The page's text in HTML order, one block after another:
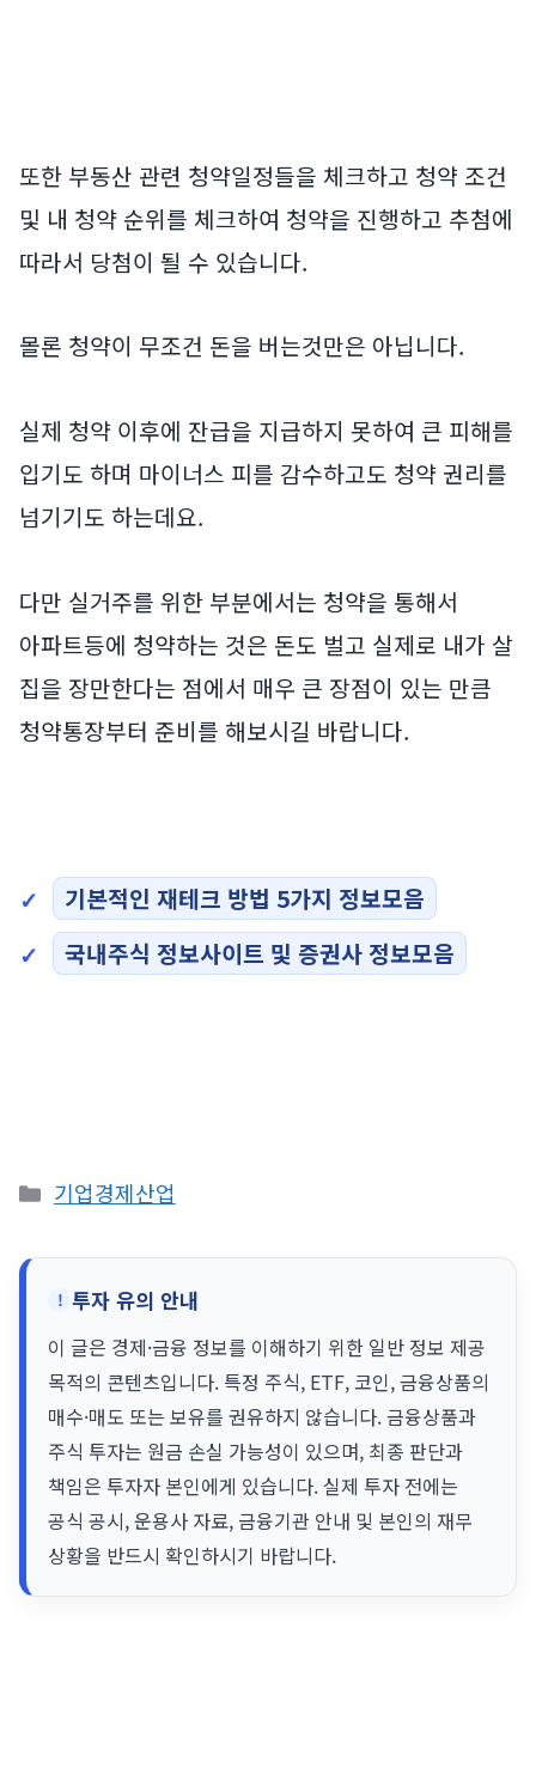
또한 부동산 관련 청약일정들을 체크하고 청약 조건
및 내 청약 순위를 체크하여 청약을 진행하고 추첨에
따라서 당첨이 될 수 있습니다.
몰론 청약이 무조건 돈을 버는것만은 아닙니다.
실제 청약 이후에 잔급을 지급하지 못하여 큰 피해를
입기도 하며 마이너스 피를 감수하고도 청약 권리를
넘기기도 하는데요.
다만 실거주를 위한 부분에서는 청약을 통해서
아파트등에 청약하는 것은 돈도 벌고 실제로 내가 살
집을 장만한다는 점에서 매우 큰 장점이 있는 만큼
청약통장부터 준비를 해보시길 바랍니다.
기본적인 재테크 방법 5가지 정보모음
국내주식 정보사이트 및 증권사 정보모음
카
고
기업경제산업
투자 유의 안내
이 글은 경제·금융 정보를 이해하기 위한 일반 정보 제공
목적의 콘텐츠입니다. 특정 주식, ETF, 코인, 금융상품의
매수·매도 또는 보유를 권유하지 않습니다. 금융상품과
주식 투자는 원금 손실 가능성이 있으며, 최종 판단과
책임은 투자자 본인에게 있습니다. 실제 투자 전에는
공식 공시, 운용사 자료, 금융기관 안내 및 본인의 재무
상황을 반드시 확인하시기 바랍니다.